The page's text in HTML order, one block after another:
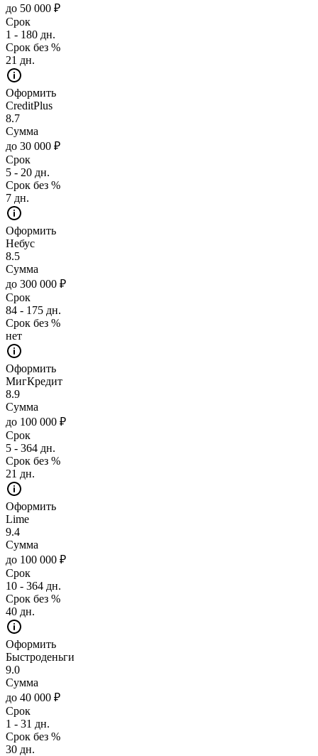
до 50 000 ₽
Срок
1 - 180 дн.
Срок без %
21 дн.
Оформить
CreditPlus
8.7
Сумма
до 30 000 ₽
Срок
5 - 20 дн.
Срок без %
7 дн.
Оформить
Небус
8.5
Сумма
до 300 000 ₽
Срок
84 - 175 дн.
Срок без %
нет
Оформить
МигКредит
8.9
Сумма
до 100 000 ₽
Срок
5 - 364 дн.
Срок без %
21 дн.
Оформить
Lime
9.4
Сумма
до 100 000 ₽
Срок
10 - 364 дн.
Срок без %
40 дн.
Оформить
Быстроденьги
9.0
Сумма
до 40 000 ₽
Срок
1 - 31 дн.
Срок без %
30 дн.